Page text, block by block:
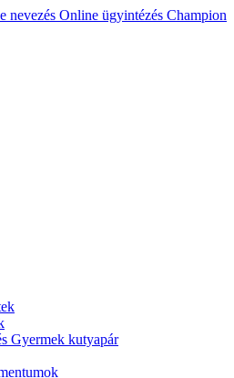
nevezés Online ügyintézés Champion
Gyermek kutyapár